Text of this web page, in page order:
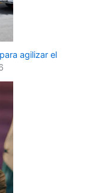
agilizar el